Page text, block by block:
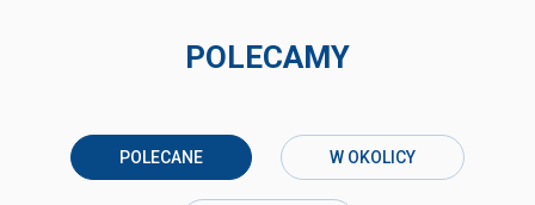
POLECAMY
POLECANE W OKOLICY